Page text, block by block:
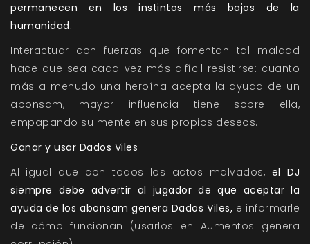
permanecen en los instintos más bajos de la
humanidad.
Interactuar con fuerzas que fomentan tal maldad
hace que sea cada vez más difícil resistirse: cuanto
más a menudo una heroína acepta la ayuda de un
abonsam, mayor influencia tiene sobre ella,
empapando su mente en sus propios deseos.
Ganar y usar Dados Viles
Al igual que con todos los actos malvados, el DJ
siempre debe advertir al jugador de que aceptar la
ayuda de los abonsam genera Dados Viles, e informarle
de cómo funcionan (usarlos en Aumentos genera